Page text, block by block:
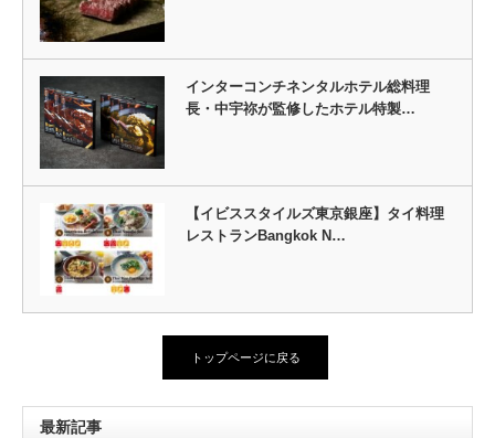
インターコンチネンタルホテル総料理
長・中宇祢が監修したホテル特製…
【イビススタイルズ東京銀座】タイ料理
レストランBangkok N…
トップページに戻る
最新記事